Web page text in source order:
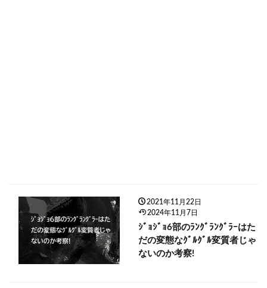
2021年11月22日
2024年11月7日
ｼﾞｮｼﾞｮ6部のﾗﾝｸﾞﾗﾝｸﾞﾗｰはた
だの変態なｸﾞﾙｸﾞﾙ変質者じゃ
ないのか考察!